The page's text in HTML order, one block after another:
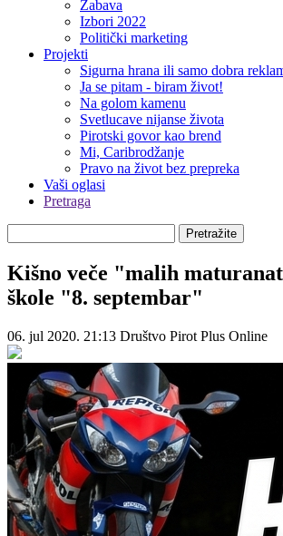
Zabava
Izbori 2022
Politički marketing
Projekti
Sigurna hrana ili samo dobra
Ja se pitam - biram život!
Na golom kamenu
Svetlucave nijanse života
Pirotski govor kao brend
Mi, Caribrodžanje
Pravo na život bez prepreka
Vaši oglasi
Pretraga
Pretražite
Kišno veče "malih
škole "8. septembar"
06. jul 2020. 21:13 Društvo Pirot Plus Online